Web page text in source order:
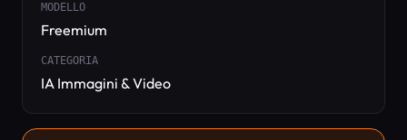
MODELLO
Freemium
CATEGORIA
IA Immagini & Video